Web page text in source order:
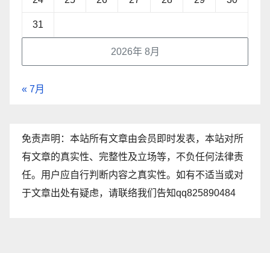
2026年 8月
31
« 7月
免责声明：本站所有文章由会员即时发表，本站对所
有文章的真实性、完整性及立场等，不负任何法律责
任。用户应自行判断内容之真实性。如有不适当或对
于文章出处有疑虑，请联络我们告知qq825890484